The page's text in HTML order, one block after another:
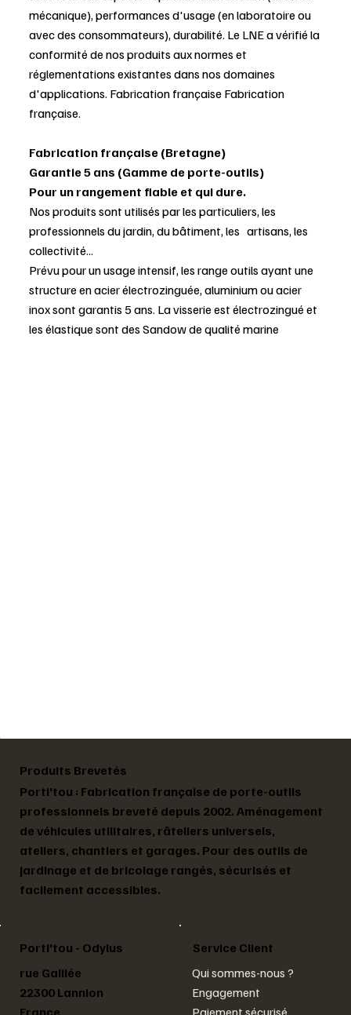
mécanique), performances d'usage (en laboratoire ou
avec des consommateurs), durabilité. Le LNE a vérifié la
conformité de nos produits aux normes et
réglementations existantes dans nos domaines
d'applications. Fabrication française Fabrication
française.
Fabrication française (Bretagne)
Garantie 5 ans (Gamme de porte-outils)
Pour un rangement fiable et qui dure.
Nos produits sont utilisés par les particuliers, les
professionnels du jardin, du bâtiment, les artisans, les
collectivité...
Prévu pour un usage intensif, les range outils ayant une
structure en acier électrozinguée, aluminium ou acier
inox sont garantis 5 ans. La visserie est électrozingué et
les élastique sont des Sandow de qualité marine
Produits Brevetés
Porti'tou : Fabrication française de porte-outils
professionnels breveté depuis 2002. Aménagement
de véhicules utilitaires, râteliers universels,
ateliers, chantiers et garages. Pour des outils de
jardinage et de bricolage rangés, sécurisés et
facilement accessibles.
Porti'tou - Odylus
rue Galilée
22300 Lannion
France
Service Client
Qui sommes-nous ?
Engagement